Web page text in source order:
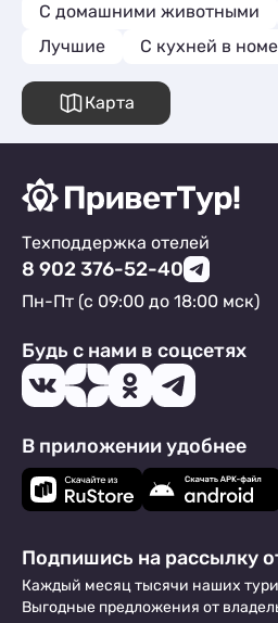
С домашними животными
Лучшие
C кухней в
Карта
Техподдержка отелей
8 902 376-52-40
Пн-Пт (с 09:00 до 18:00 мск)
Будь с нами в соцсетях
В приложении удобнее
Подпишись на рассылку
Каждый месяц тысячи наших
Выгодные предложения от